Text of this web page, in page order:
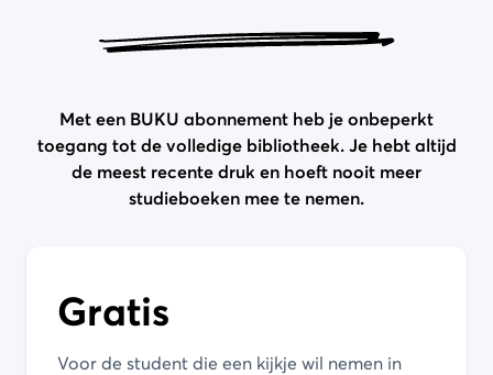
Met een BUKU abonnement heb je onbeperkt
toegang tot de volledige bibliotheek. Je hebt altijd
de meest recente druk en hoeft nooit meer
studieboeken mee te nemen.
Gratis
Voor de student die een kijkje wil nemen in